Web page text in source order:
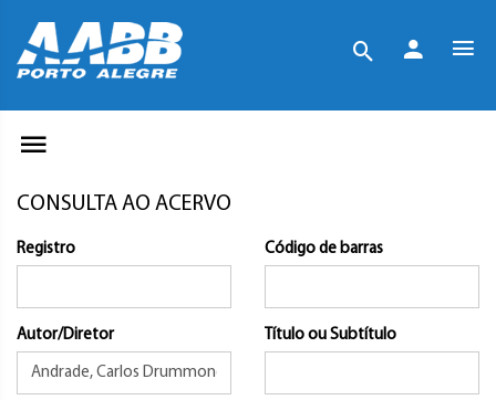
CONSULTA AO ACERVO
Registro Código de barras
Autor/Diretor Título ou Subtítulo